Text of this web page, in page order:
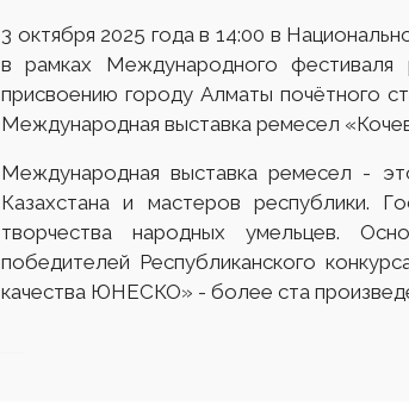
3 октября 2025 года в 14:00 в
в рамках Международного фестиваля
присвоению городу Алматы почётного
Международная выставка ремесел
Международная выставка ремесел -
Казахстана и мастеров республики.
творчества народных умельцев.
победителей Республиканского
качества ЮНЕСКО» - более ста